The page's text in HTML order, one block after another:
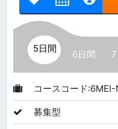
5日間
6日間
コースコード
募集型